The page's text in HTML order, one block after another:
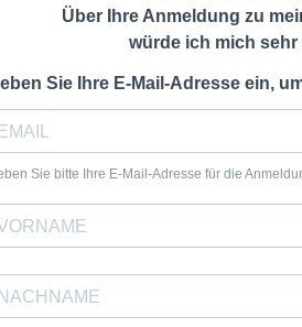
Über Ihre Anmeldung zu
würde ich mich sehr
Sie Ihre E-Mail-Adresse ein,
Sie bitte Ihre E-Mail-Adresse für die